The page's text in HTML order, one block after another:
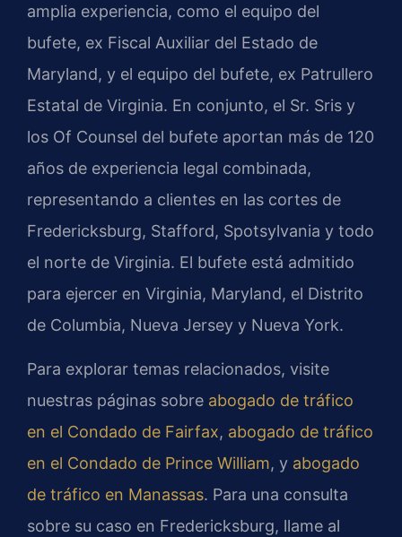
amplia experiencia, como el equipo del
bufete, ex Fiscal Auxiliar del Estado de
Maryland, y el equipo del bufete, ex Patrullero
Estatal de Virginia. En conjunto, el Sr. Sris y
los Of Counsel del bufete aportan más de 120
años de experiencia legal combinada,
representando a clientes en las cortes de
Fredericksburg, Stafford, Spotsylvania y todo
el norte de Virginia. El bufete está admitido
para ejercer en Virginia, Maryland, el Distrito
de Columbia, Nueva Jersey y Nueva York.
Para explorar temas relacionados, visite
nuestras páginas sobre abogado de tráfico
en el Condado de Fairfax, abogado de tráfico
en el Condado de Prince William, y abogado
de tráfico en Manassas. Para una consulta
sobre su caso en Fredericksburg, llame al